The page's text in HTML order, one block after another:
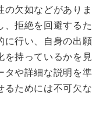
欠如などがありま
、拒絶を回避するた
に行い、自身の出願
を持っているかを見
タや詳細な説明を準
るためには不可欠な